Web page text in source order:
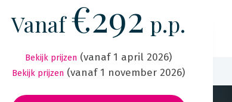
Vanaf€292 p.p.
Bekijk prijzen (vanaf 1 april 2026)
Bekijk prijzen (vanaf 1 november 2026)